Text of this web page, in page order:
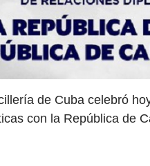
de Cuba celebró
con la República de